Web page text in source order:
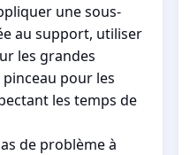
une sous-
au support, utiliser
les grandes
pour les
les temps de
de problème à